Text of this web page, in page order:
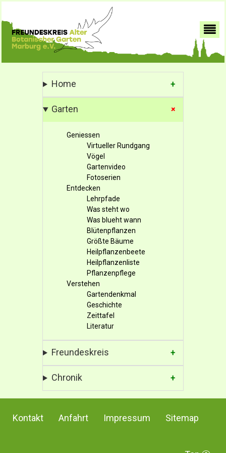
Home
Garten
Geniessen
Virtueller Rundgang
Vögel
Gartenvideo
Fotoserien
Entdecken
Lehrpfade
Was steht wo
Was blueht wann
Blütenpflanzen
Größte Bäume
Heilpflanzenbeete
Heilpflanzenliste
Pflanzenpflege
Verstehen
Gartendenkmal
Geschichte
Zeittafel
Literatur
Freundeskreis
Chronik
Kontakt Anfahrt Impressum Sitemap